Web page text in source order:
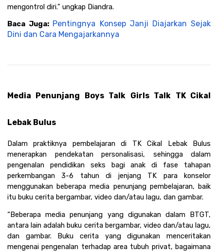
mengontrol diri.” ungkap Diandra.
Baca Juga: Pentingnya Konsep Janji Diajarkan Sejak
Dini dan Cara Mengajarkannya
Media Penunjang Boys Talk Girls Talk TK Cikal
Lebak Bulus
Dalam praktiknya pembelajaran di TK Cikal Lebak Bulus
menerapkan pendekatan personalisasi, sehingga dalam
pengenalan pendidikan seks bagi anak di fase tahapan
perkembangan 3-6 tahun di jenjang TK para konselor
menggunakan beberapa media penunjang pembelajaran, baik
itu buku cerita bergambar, video dan/atau lagu, dan gambar.
“Beberapa media penunjang yang digunakan dalam BTGT,
antara lain adalah buku cerita bergambar, video dan/atau lagu,
dan gambar. Buku cerita yang digunakan menceritakan
mengenai pengenalan terhadap area tubuh privat, bagaimana